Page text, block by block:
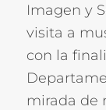
Imagen y
visita a
con la
mirada de